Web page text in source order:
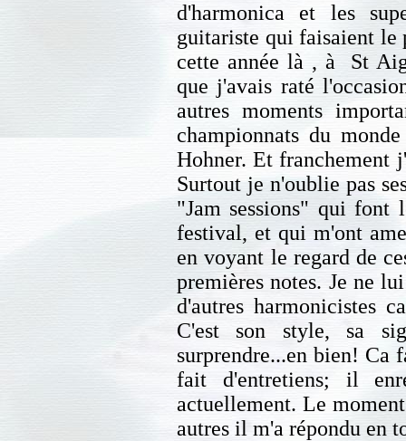
d'harmonica et les
guitariste qui faisaient le
cette année là , à St
que j'avais raté
autres moments
championnats du
Hohner. Et franchement
Surtout je n'oublie pas
"Jam sessions" qui font
festival, et qui m'ont
en voyant le regard de
premières notes. Je ne
d'autres harmonicistes
C'est son style, sa
surprendre...en bien! Ca
fait d'entretiens; il
actuellement. Le
autres il m'a répondu en